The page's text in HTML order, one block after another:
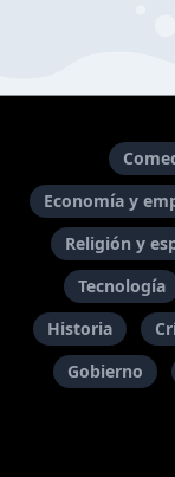
Economía y
Religión y
Tecnología
Historia
Gobierno